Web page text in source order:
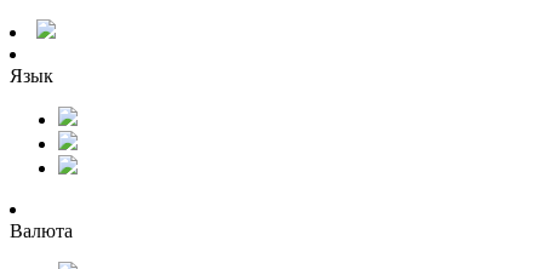
Язык
Валюта